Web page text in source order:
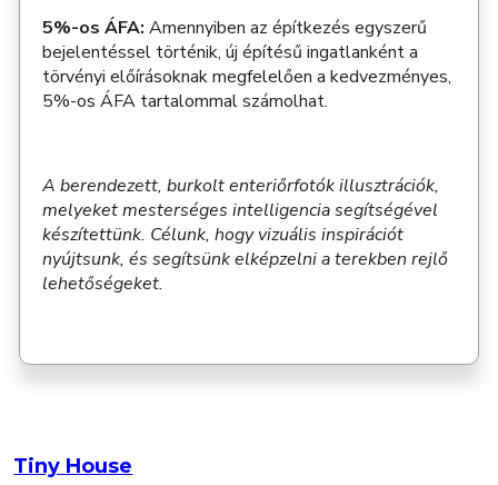
5%-os ÁFA: Amennyiben az építkezés egyszerű
bejelentéssel történik, új építésű ingatlanként a
törvényi előírásoknak megfelelően a kedvezményes,
5%-os ÁFA tartalommal számolhat.
A berendezett, burkolt enteriőrfotók illusztrációk,
melyeket mesterséges intelligencia segítségével
készítettünk. Célunk, hogy vizuális inspirációt
nyújtsunk, és segítsünk elképzelni a terekben rejlő
lehetőségeket.
Tiny House